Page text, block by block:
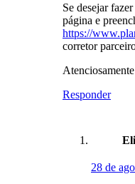
Se desejar
página e
https://
corretor
Responder
28 de